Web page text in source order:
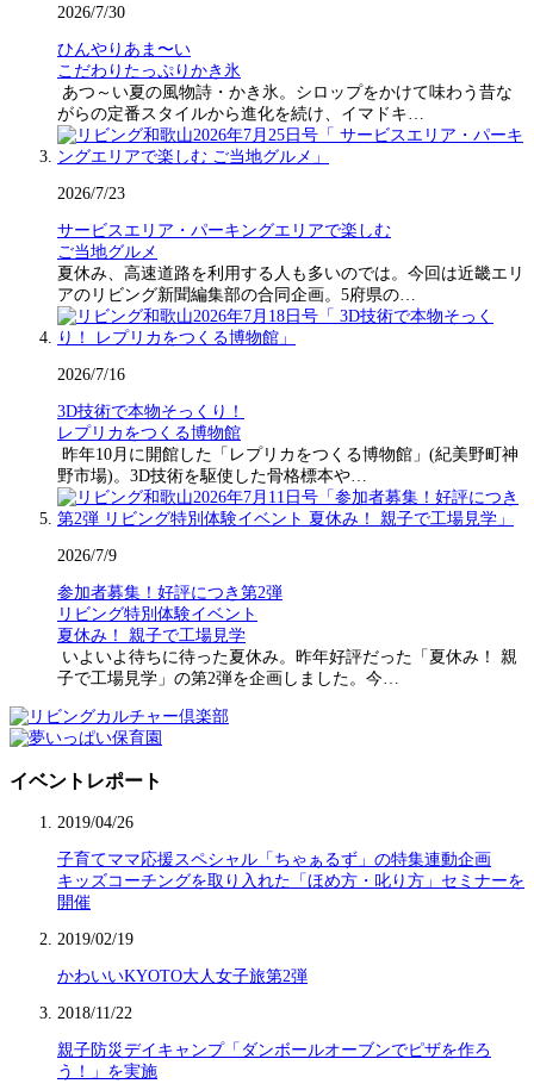
2026/7/30
ひんやりあま〜い
こだわりたっぷりかき氷
あつ～い夏の風物詩・かき氷。シロップをかけて味わう昔な
がらの定番スタイルから進化を続け、イマドキ…
2026/7/23
サービスエリア・パーキングエリアで楽しむ
ご当地グルメ
夏休み、高速道路を利用する人も多いのでは。今回は近畿エリ
アのリビング新聞編集部の合同企画。5府県の…
2026/7/16
3D技術で本物そっくり！
レプリカをつくる博物館
昨年10月に開館した「レプリカをつくる博物館」(紀美野町神
野市場)。3D技術を駆使した骨格標本や…
2026/7/9
参加者募集！好評につき第2弾
リビング特別体験イベント
夏休み！ 親子で工場見学
いよいよ待ちに待った夏休み。昨年好評だった「夏休み！ 親
子で工場見学」の第2弾を企画しました。今…
イベントレポート
2019/04/26
子育てママ応援スペシャル「ちゃぁるず」の特集連動企画
キッズコーチングを取り入れた「ほめ方・叱り方」セミナーを
開催
2019/02/19
かわいいKYOTO大人女子旅第2弾
2018/11/22
親子防災デイキャンプ「ダンボールオーブンでピザを作ろ
う！」を実施